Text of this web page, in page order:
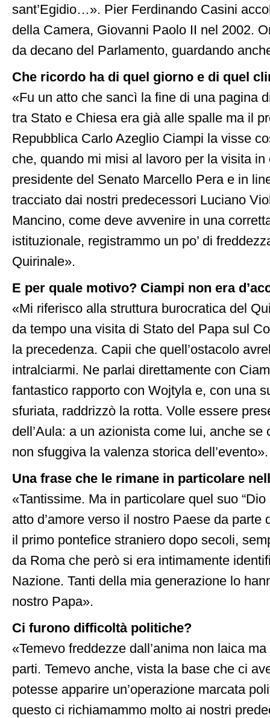
sant’Egidio…». Pier Ferdinando Casini
della Camera, Giovanni Paolo II nel 2002.
da decano del Parlamento, guardando
Che ricordo ha di quel giorno e di quel
«Fu un atto che sancì la fine di una pagina
tra Stato e Chiesa era già alle spalle ma il
Repubblica Carlo Azeglio Ciampi la visse
che, quando mi misi al lavoro per la visita
presidente del Senato Marcello Pera e in
tracciato dai nostri predecessori Luciano
Mancino, come deve avvenire in una
istituzionale, registrammo un po’ di
Quirinale».
E per quale motivo? Ciampi non era
«Mi riferisco alla struttura burocratica del
da tempo una visita di Stato del Papa sul
la precedenza. Capii che quell’ostacolo
intralciarmi. Ne parlai direttamente con
fantastico rapporto con Wojtyla e, con una
sfuriata, raddrizzò la rotta. Volle essere
dell’Aula: a un azionista come lui, anche se
non sfuggiva la valenza storica dell’evento».
Una frase che le rimane in particolare
«Tantissime. Ma in particolare quel suo “Dio
atto d’amore verso il nostro Paese da parte
il primo pontefice straniero dopo secoli,
da Roma che però si era intimamente
Nazione. Tanti della mia generazione lo
nostro Papa».
Ci furono difficoltà politiche?
«Temevo freddezze dall’anima non laica
parti. Temevo anche, vista la base che ci
potesse apparire un’operazione marcata
questo ci richiamammo molto ai nostri